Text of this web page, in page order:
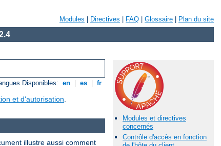
Modules Directives FAQ Glossaire Plan du site
Disponibles: en es fr
et d'autorisation.
Modules et directives
concernés
Contrôle d'accès en fonction
illustre aussi comment